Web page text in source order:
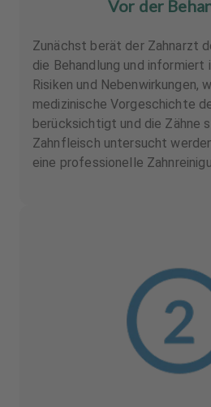
Vor der
Zunächst berät der Zahnarzt
die Behandlung und informiert
Risiken und Nebenwirkungen,
medizinische Vorgeschichte
berücksichtigt und die Zähne
Zahnfleisch untersucht
eine professionelle